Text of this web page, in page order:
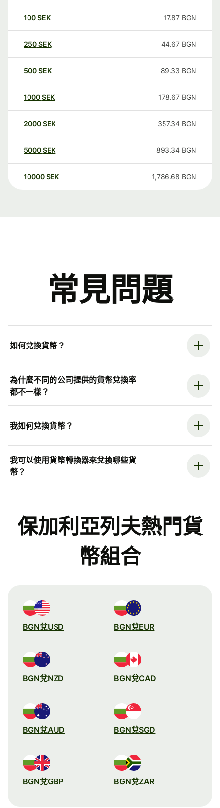
100SEK 17.87 BGN
250SEK 44.67 BGN
500SEK 89.33 BGN
1000SEK 178.67 BGN
2000SEK 357.34 BGN
5000SEK 893.34 BGN
10000 SEK 1,786.68 BGN
常見問題
如何兌換貨幣？
為什麼不同的公司提供的貨幣兌換率
都不一樣？
我如何兌換貨幣？
我可以使用貨幣轉換器來兌換哪些貨
幣？
保加利亞列夫熱門貨
幣組合
BGN兌USD BGN兌EUR
BGN兌NZD BGN兌CAD
BGN兌AUD BGN兌SGD
BGN兌GBP BGN兌ZAR